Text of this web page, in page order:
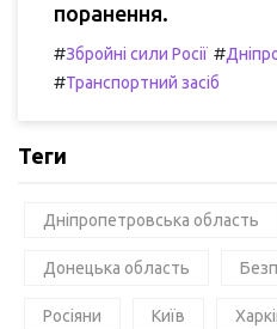
поранення.
#Збройні сили Росії #
#Транспортний засіб
Теги
Дніпропетровська область
Донецька область
Росіяни Київ